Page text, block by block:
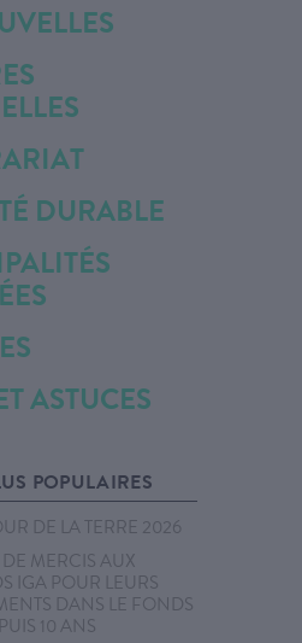
DURABLE
ASTUCES
POPULAIRES
DE LA TERRE 2026
MERCIS AUX
IGA POUR LEURS
DANS LE FONDS
10 ANS